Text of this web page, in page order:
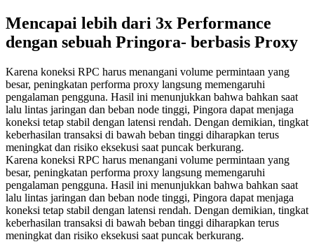
Mencapai lebih dari 3x Performance
dengan sebuah Pringora- berbasis Proxy
Karena koneksi RPC harus menangani volume permintaan yang
besar, peningkatan performa proxy langsung memengaruhi
pengalaman pengguna. Hasil ini menunjukkan bahwa bahkan saat
lalu lintas jaringan dan beban node tinggi, Pingora dapat menjaga
koneksi tetap stabil dengan latensi rendah. Dengan demikian, tingkat
keberhasilan transaksi di bawah beban tinggi diharapkan terus
meningkat dan risiko eksekusi saat puncak berkurang.
Karena koneksi RPC harus menangani volume permintaan yang
besar, peningkatan performa proxy langsung memengaruhi
pengalaman pengguna. Hasil ini menunjukkan bahwa bahkan saat
lalu lintas jaringan dan beban node tinggi, Pingora dapat menjaga
koneksi tetap stabil dengan latensi rendah. Dengan demikian, tingkat
keberhasilan transaksi di bawah beban tinggi diharapkan terus
meningkat dan risiko eksekusi saat puncak berkurang.